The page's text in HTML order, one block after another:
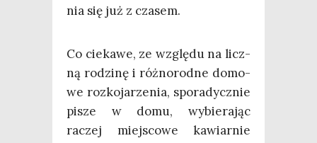
nia się już z czasem.
Co cie­ka­we, ze wzglę­du na licz­
ną rodzi­nę i róż­no­rod­ne domo­
we roz­ko­ja­rze­nia, spo­ra­dycz­nie
pisze w domu, wybie­ra­jąc
raczej miej­sco­we kawiar­nie